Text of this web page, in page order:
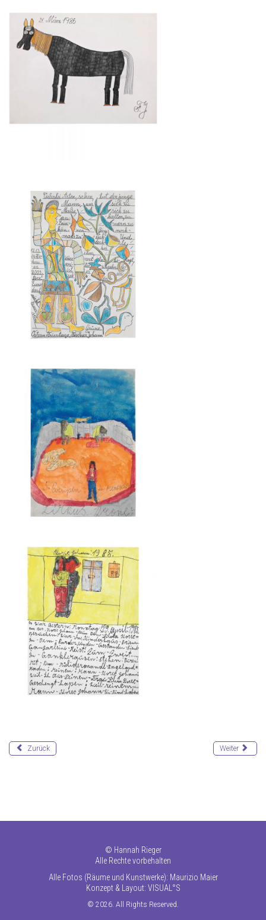
Zurück Weiter
© Hannah Rieger
Alle Rechte vorbehalten
Alle Fotos (Räume und Kunstwerke): Maurizio Maier
Konzept & Layout: VISUAL°S
© 2026. All Rights Reserved.